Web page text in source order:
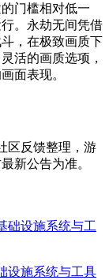
门槛相对低一
。永劫无间凭借
，在极致画质下
活的画质选项，
面表现。
区反馈整理，游
新公告为准。
设施系统与工具